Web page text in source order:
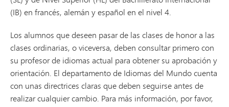
(IB) en francés, alemán y español en el nivel 4.
Los alumnos que deseen pasar de las clases de honor a las
clases ordinarias, o viceversa, deben consultar primero con
su profesor de idiomas actual para obtener su aprobación y
orientación. El departamento de Idiomas del Mundo cuenta
con unas directrices claras que deben seguirse antes de
realizar cualquier cambio. Para más información, por favor,